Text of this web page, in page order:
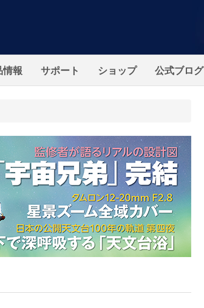
情報 サポート ショップ 公式ブログ